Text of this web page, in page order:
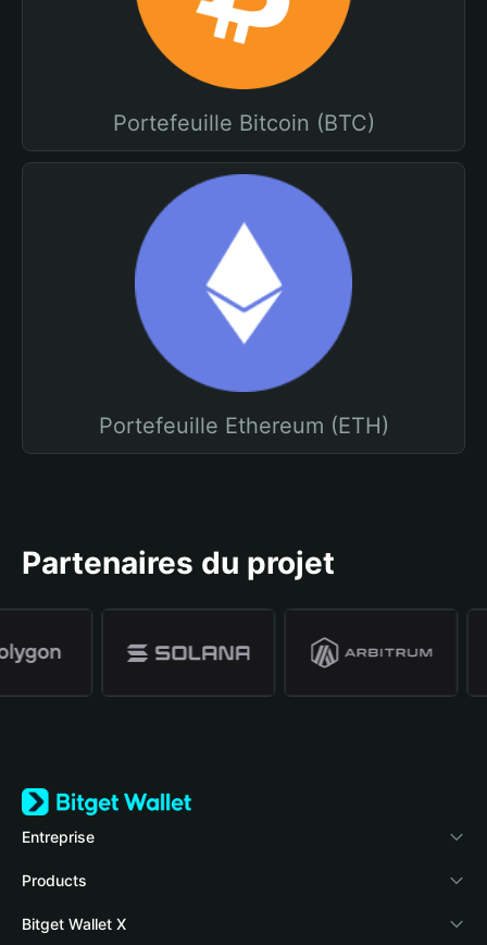
Portefeuille Bitcoin (BTC)
Portefeuille Ethereum (ETH)
Partenaires du projet
Entreprise
À propos de Bitget Wallet
Blog
Products
Crypto Card
Bitget Wallet X